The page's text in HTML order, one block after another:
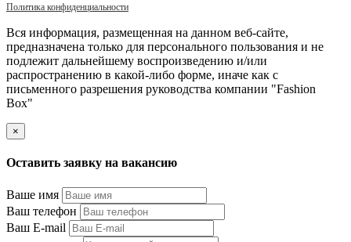
Политика конфиденциальности
Вся информация, размещенная на данном веб-сайте,
предназначена только для персонального пользования и не
подлежит дальнейшему воспроизведению и/или
распространению в какой-либо форме, иначе как с
письменного разрешения руководства компании "Fashion
Box"
×
Оставить заявку на вакансию
Ваше имя
Ваш телефон
Ваш E-mail